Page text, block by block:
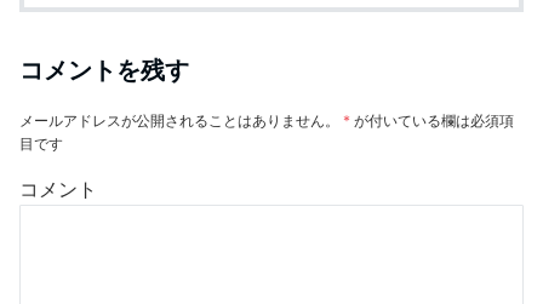
コメントを残す
メールアドレスが公開されることはありません。 * が付いている欄は必須項
目です
コメント